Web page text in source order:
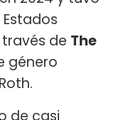
de The
género
de casi